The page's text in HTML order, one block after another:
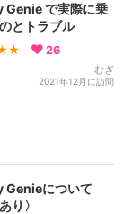
Genie で実際に乗
とトラブル
26
むぎ
2021年12月に訪問
Genieについて
り〉